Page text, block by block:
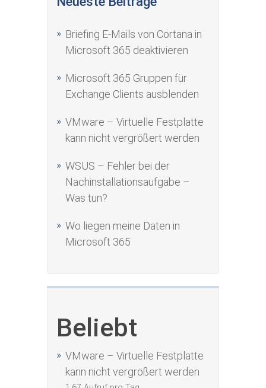
Briefing E-Mails von Cortana in
Microsoft 365 deaktivieren
Microsoft 365 Gruppen für
Exchange Clients ausblenden
VMware – Virtuelle Festplatte
kann nicht vergrößert werden
WSUS – Fehler bei der
Nachinstallationsaufgabe –
Was tun?
Wo liegen meine Daten in
Microsoft 365
Beliebt
VMware – Virtuelle Festplatte
kann nicht vergrößert werden